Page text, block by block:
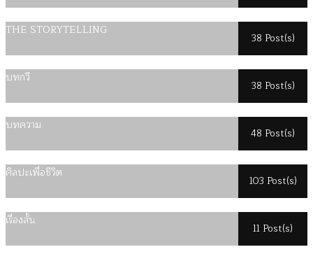
THE STORYTELLING
38 Post(s)
บทกวี
38 Post(s)
บทความ
48 Post(s)
ศิลปะเพื่อชีวิต
103 Post(s)
เรื่องสั้น
11 Post(s)